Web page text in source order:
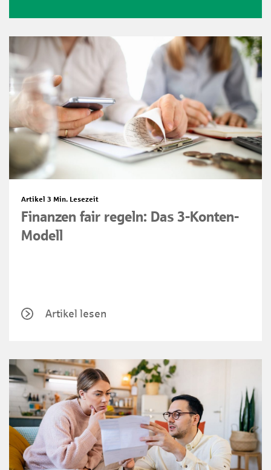
Artikel 3 Min. Lesezeit
Finanzen fair regeln: Das 3-Konten-
Modell
Artikel lesen